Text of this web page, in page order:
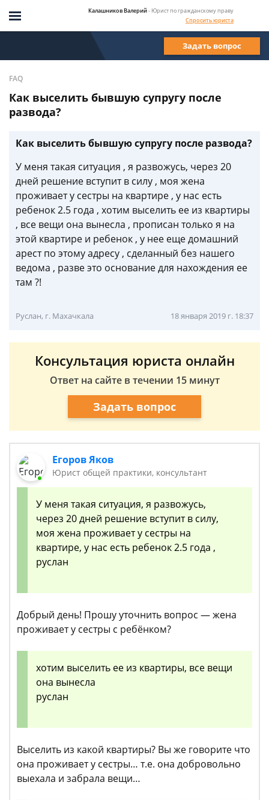
Калашников Валерий- Юрист по гражданскому праву
Спросить юриста
Задать вопрос
FAQ
Как выселить бывшую супругу после
развода?
Как выселить бывшую супругу после развода?
У меня такая ситуация , я развожусь, через 20
дней решение вступит в силу , моя жена
проживает у сестры на квартире , у нас есть
ребенок 2.5 года , хотим выселить ее из квартиры
, все вещи она вынесла , прописан только я на
этой квартире и ребенок , у нее еще домашний
арест по этому адресу , сделанный без нашего
ведома , разве это основание для нахождения ее
там ?!
Руслан, г. Махачкала 18 января 2019 г. 18:37
Консультация юриста онлайн
Ответ на сайте в течении 15 минут
Задать вопрос
Егоров Яков
Юрист общей практики, консультант
У меня такая ситуация, я развожусь,
через 20 дней решение вступит в силу,
моя жена проживает у сестры на
квартире, у нас есть ребенок 2.5 года ,
руслан
Добрый день! Прошу уточнить вопрос — жена
проживает у сестры с ребёнком?
хотим выселить ее из квартиры, все вещи
она вынесла
руслан
Выселить из какой квартиры? Вы же говорите что
она проживает у сестры… т.е. она добровольно
выехала и забрала вещи…